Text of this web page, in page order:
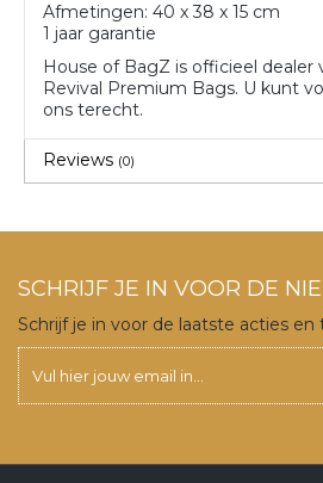
Afmetingen: 40 x 38 x 15 cm
1 jaar garantie
House of BagZ is officieel dealer
Revival Premium Bags. U kunt
ons terecht.
Reviews (0)
SCHRIJF JE IN VOOR DE
Schrijf je in voor de laatste acties en